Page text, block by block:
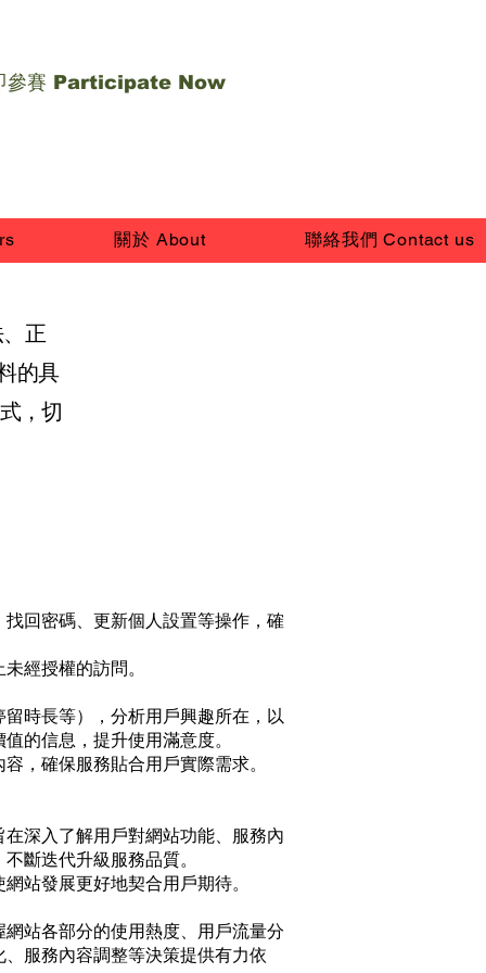
參賽 Participate Now
關於 About 聯絡我們 Contact us
正
的具
，切
回密碼、更新個人設置等操作，確
經授權的訪問。
時長等），分析用戶興趣所在，以
的信息，提升使用滿意度。
，確保服務貼合用戶實際需求。
深入了解用戶對網站功能、服務內
斷迭代升級服務品質。
站發展更好地契合用戶期待。
站各部分的使用熱度、用戶流量分
服務內容調整等決策提供有力依